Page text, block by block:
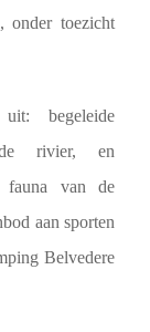
onder toezicht
begeleide
de rivier, en
fauna van de
aan sporten
Belvedere